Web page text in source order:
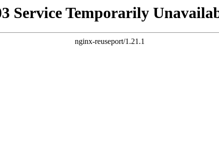
Service Temporarily
nginx-reuseport/1.21.1